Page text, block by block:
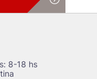
8-18 hs